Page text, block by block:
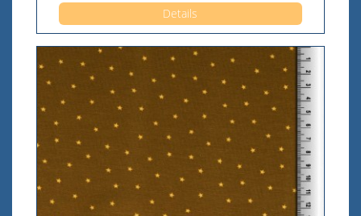
Details